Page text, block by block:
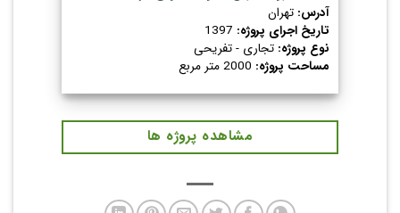
آدرس: تهران
تاریخ اجرای پروژه:
نوع پروژه: تجاری - تفریحی
مساحت پروژه:
مشاهده پروژه ها